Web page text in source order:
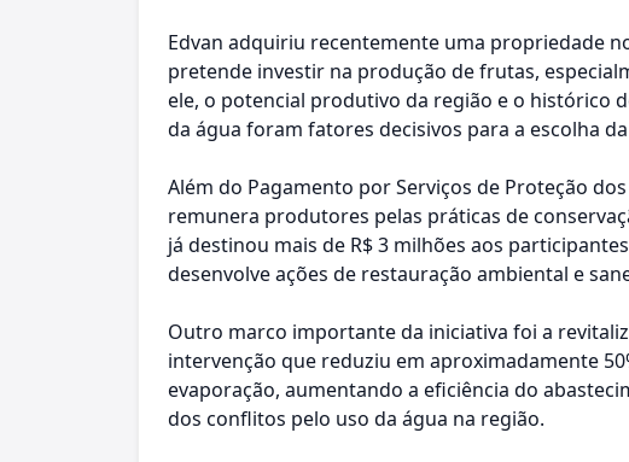
Edvan adquiriu recentemente uma propriedade
pretende investir na produção de frutas,
ele, o potencial produtivo da região e o histórico
da água foram fatores decisivos para a escolha
Além do Pagamento por Serviços de Proteção
remunera produtores pelas práticas de
já destinou mais de R$ 3 milhões aos
desenvolve ações de restauração ambiental e
Outro marco importante da iniciativa foi a
intervenção que reduziu em aproximadamente
evaporação, aumentando a eficiência do
dos conflitos pelo uso da água na região.